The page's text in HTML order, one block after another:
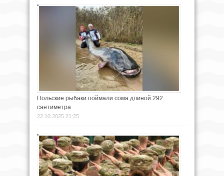
Польские рыбаки поймали сома длиной 292
сантиметра
22.10.2025 21:25